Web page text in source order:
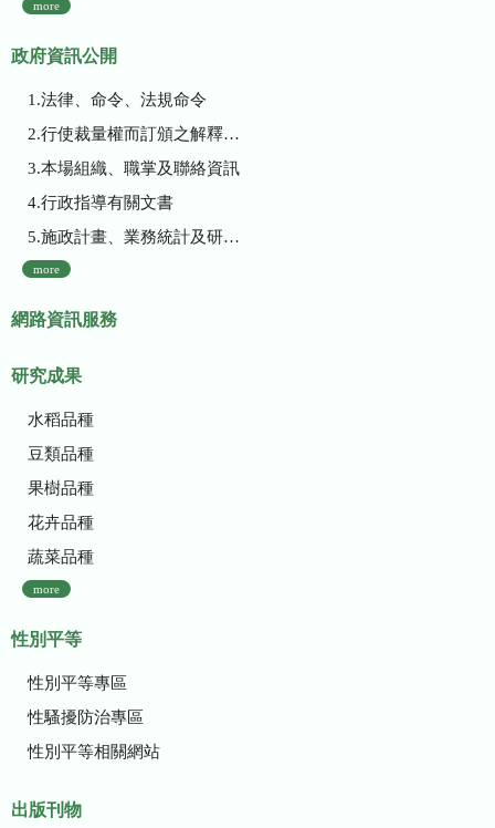
more
政府資訊公開
1.法律、命令、法規命令
2.行使裁量權而訂頒之解釋性規定及裁量基準
3.本場組織、職掌及聯絡資訊
4.行政指導有關文書
5.施政計畫、業務統計及研究報告
more
網路資訊服務
研究成果
水稻品種
豆類品種
果樹品種
花卉品種
蔬菜品種
more
性別平等
性別平等專區
性騷擾防治專區
性別平等相關網站
出版刊物